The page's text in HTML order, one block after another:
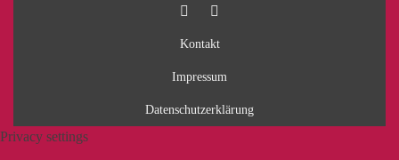
Kontakt
Impressum
Datenschutzerklärung
Privacy settings